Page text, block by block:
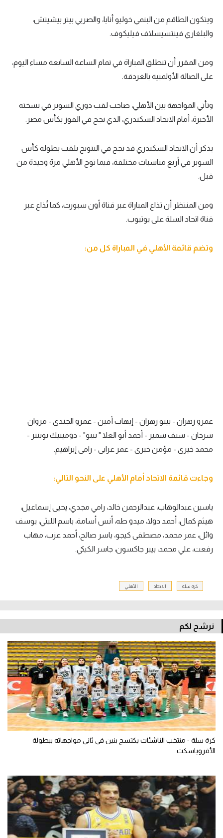
أمريكا
Gamers
ميركاتو
تحقيق في الجول
تقرير في الجول
تحليل في الجول
حكايات في الجول
كويز في الجول
ويتكون الطاقم من البنمي خوليو أنايا، والصربي بيتر بيشيتش،
والبلغاري فينتسيسلاف فيليكوف.
ومن المقرر أن تنطلق المباراة في تمام الساعة السابعة مساء اليوم،
على الصالة الأولمبية بالغردقة.
وتأتي المواجهة بين الأهلي، صاحب لقب دوري السوبر في نسخته
الأخيرة، أمام الاتحاد السكندري، الذي نجح في الفوز بكأس مصر.
يذكر أن الاتحاد السكندري قد نجح في التتويج بلقب بطولة كأس
السوبر في أربع مناسبات مختلفة، فيما توج الأهلي مرة وحيدة من
قبل.
ومن المنتظر أن تذاع المباراة عبر قناة أون سبورت، كما تُذاع عبر
قناة اتحاد السلة على يوتيوب.
وتضم قائمة الأهلي في المباراة كل من:
عمرو زهران - بيبو زهران - إيهاب أمين - عمرو الجندى - مروان
سرحان - سيف سمير - أحمد أبو العلا " بيبو" - دومينيك بوينتر -
محمد خيرى - مؤمن خيرى - عمر عرابى - رامى إبراهيم.
وجاءت قائمة الاتحاد أمام الأهلي على النحو التالي:
ياسين عبدالوهاب، عبدالرحمن خالد، رامي مجدي، يحيى إسماعيل،
هيثم كمال، أحمد دولا، ميدو طه، أنس أسامة، باسم الليثي، يوسف
وائل، عمر محمد، مصطفى كيجو، ياسر صالح، أحمد عزب، مهاب
رفعت، علي محمد، بيير جاكسون، جاسر الكيكي.
كرة سلة الاتحاد الأهلي
نرشح لكم
كرة سلة - منتخب الناشئات يكتسح بنين في ثاني مواجهاته ببطولة
الأفروباسكت